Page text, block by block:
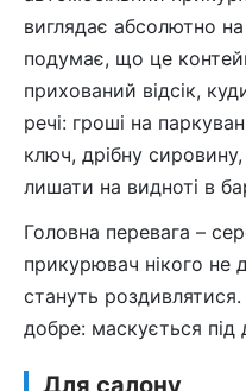
виглядає абсолютно
подумає, що це
прихований відсік,
речі: гроші на
ключ, дрібну
лишати на видноті в
Головна перевага –
прикурювач нікого не
стануть
добре: маскується